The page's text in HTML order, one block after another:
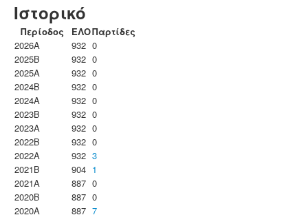
Ιστορικό
Περίοδος ΕΛΟΠαρτίδες
2026A
932 0
2025B
932 0
2025A
932 0
2024B
932 0
2024A
932 0
2023B
932 0
2023Α
932 0
2022B
932 0
2022A
932 3
2021B
904 1
2021A
887 0
2020B
887 0
2020A
887 7